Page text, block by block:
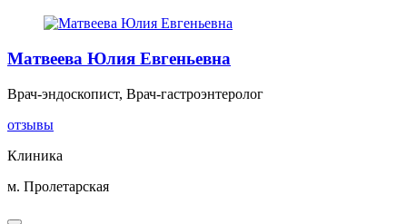
Матвеева Юлия Евгеньевна
Врач-эндоскопист, Врач-гастроэнтеролог
отзывы
Клиника
м. Пролетарская